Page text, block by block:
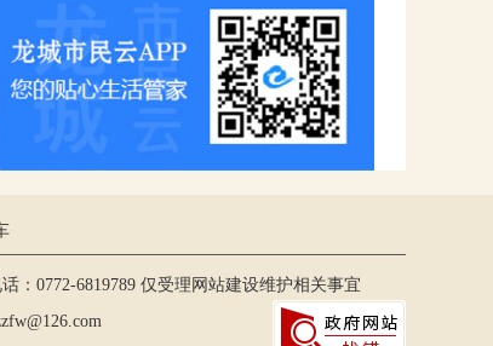
0772-6819789 仅受理网站建设维护相关事宜